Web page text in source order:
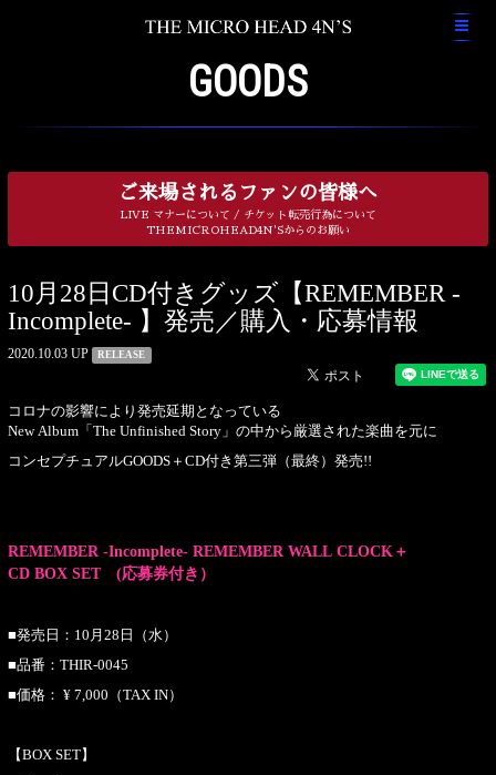
GOODS
ご来場されるファンの皆様へ
LIVE マナーについて / チケット転売行為について
THEMICROHEAD4N'Sからのお願い
10月28日CD付きグッズ【REMEMBER -
Incomplete- 】発売／購入・応募情報
2020.10.03 UP RELEASE
コロナの影響により発売延期となっている
New Album「The Unfinished Story」の中から厳選された楽曲を元に
コンセプチュアルGOODS＋CD付き第三弾（最終）発売!!
REMEMBER -Incomplete- REMEMBER WALL CLOCK＋
CD BOX SET (応募券付き）
■発売日：10月28日（水）
■品番：THIR-0045
■価格： ¥ 7,000（TAX IN）
【BOX SET】